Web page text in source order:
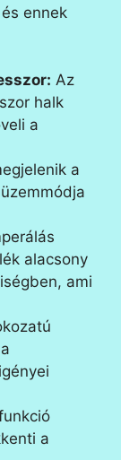
ennek
Az
halk
a
a
alacsony
ami
a